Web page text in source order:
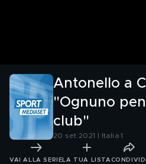
Antonello a
"Ognuno
club"
20 set 2021 | Italia 1
VAI ALLA SERIE LA TUA LISTA CONDIVIDI